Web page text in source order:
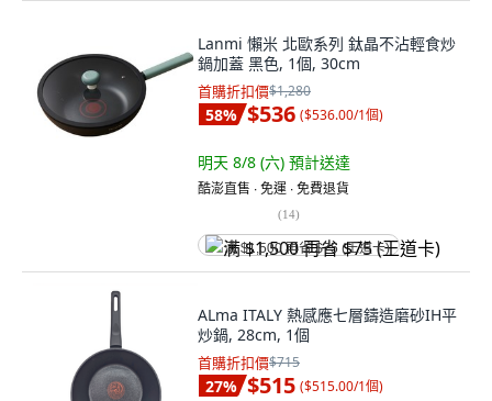
Lanmi 懶米 北歐系列 鈦晶不沾輕食炒
鍋加蓋 黑色, 1個, 30cm
首購折扣價$1,280
58% $536 ($536.00/1個)
明天 8/8 (六) 預計送達
酷澎直售 ∙ 免運 ∙ 免費退貨
(14)
满 $1,500 再省 $75 (王道卡)
ALma ITALY 熱感應七層鑄造磨砂IH平
炒鍋, 28cm, 1個
首購折扣價$715
27% $515 ($515.00/1個)